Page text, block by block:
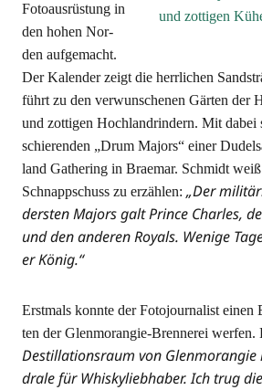
Foto­aus­rüs­tung in
den hohen Nor­
den auf­ge­macht.
Der Kalen­der zeigt die herr­li­chen
führt zu den ver­wun­sche­nen Gär­ten der
und zot­ti­gen Hoch­land­rin­dern. Mit
schie­ren­den „Drum Majors“ einer
land Gathe­ring in Brae­mar. Schmidt
Schnapp­schuss zu erzäh­len: „Der
ders­ten Majors galt Prin­ce Charles,
und den ande­ren Royals. Weni­ge
er König.“
Erst­mals konn­te der Foto­jour­na­list
ten der Glen­mo­ran­gie-Bren­ne­rei wer­fen.
Destil­la­ti­ons­raum von
dra­le für Whis­ky­lieb­ha­ber. Ich trug